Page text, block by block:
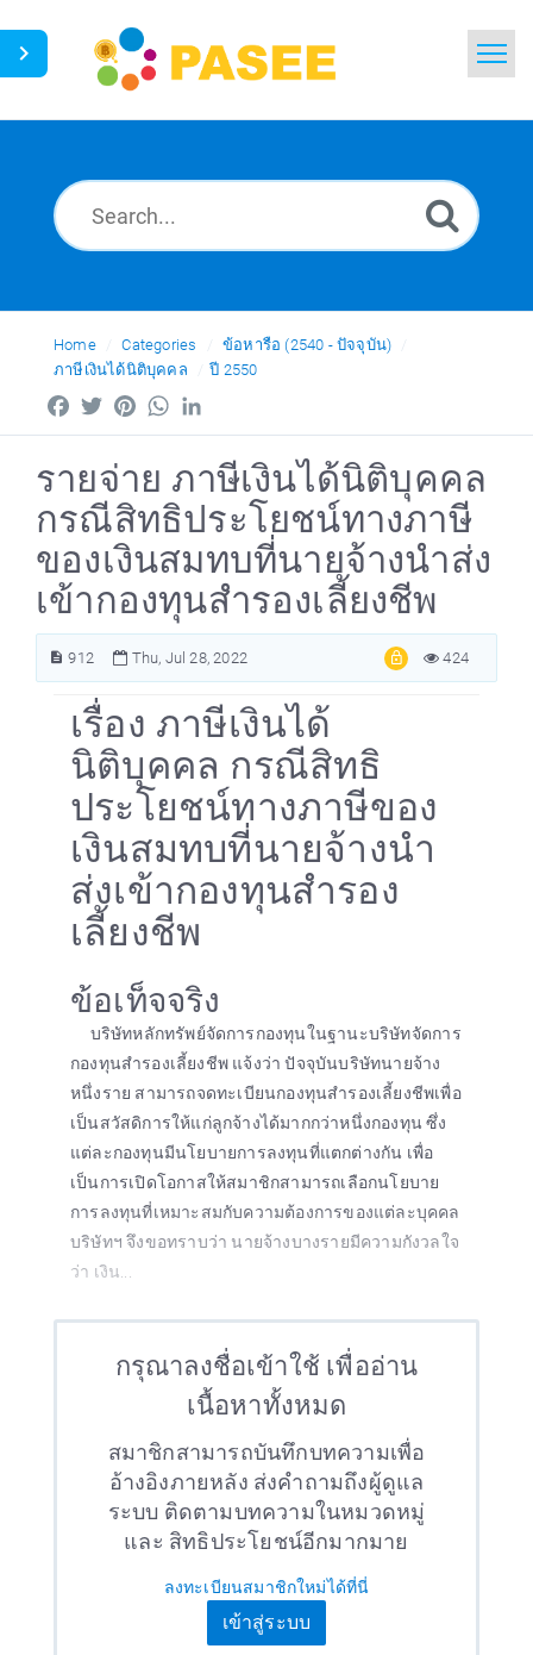
News
Ask a Question
Home Categories
ข้อหารือ (2540 - ปัจจุบัน)
ภาษีเงินได้นิติบุคคล
ปี 2550
FacebookTwitterPinterestWhatsApp
รายจ่าย ภาษีเงินได้นิติบุคคล
กรณีสิทธิประโยชน์ทางภาษี
ของเงินสมทบที่นายจ้างนำส่ง
เข้ากองทุนสำรองเลี้ยงชีพ
912 Thu, Jul 28, 2022 424
เรื่อง ภาษีเงินได้
นิติบุคคล กรณีสิทธิ
ประโยชน์ทางภาษีของ
เงินสมทบที่นายจ้างนำ
ส่งเข้ากองทุนสำรอง
เลี้ยงชีพ
ข้อเท็จจริง
บริษัทหลักทรัพย์จัดการกองทุนในฐานะบริษัทจัดการ
กองทุนสำรองเลี้ยงชีพ แจ้งว่า ปัจจุบันบริษัทนายจ้าง
หนึ่งราย สามารถจดทะเบียนกองทุนสำรองเลี้ยงชีพเพื่อ
เป็นสวัสดิการให้แก่ลูกจ้างได้มากกว่าหนึ่งกองทุน ซึ่ง
แต่ละกองทุนมีนโยบายการลงทุนที่แตกต่างกัน เพื่อ
เป็นการเปิดโอกาสให้สมาชิกสามารถเลือกนโยบาย
การลงทุนที่เหมาะสมกับความต้องการของแต่ละบุคคล
บริษัทฯ จึงขอทราบว่า นายจ้างบางรายมีความกังวลใจ
ว่า เงิน...
กรุณาลงชื่อเข้าใช้ เพื่ออ่าน
เนื้อหาทั้งหมด
สมาชิกสามารถบันทึกบทความเพื่อ
อ้างอิงภายหลัง ส่งคำถามถึงผู้ดูแล
ระบบ ติดตามบทความในหมวดหมู่
และ สิทธิประโยชน์อีกมากมาย
ลงทะเบียนสมาชิกใหม่ได้ที่นี่
เข้าสู่ระบบ